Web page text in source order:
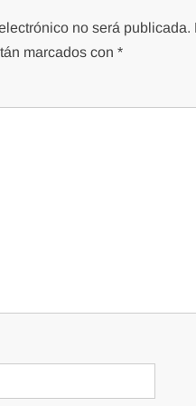
no será publicada.
marcados con*